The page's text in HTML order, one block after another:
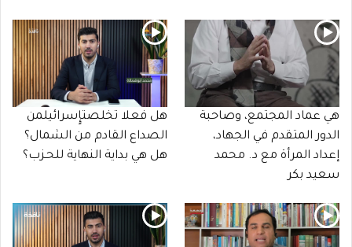
هي عماد المجتمع، وصاحبة
الدور المتقدم في الجهاد،
إعداد المرأة مع د. محمد
سعيد بكر
هل فعلا تخلصتإٍسرائيلمن
الصداع القادم من الشمال؟
هل هي بداية النهاية للحـزب؟